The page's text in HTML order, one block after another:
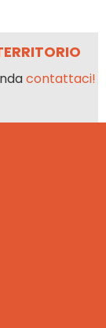
contattaci!